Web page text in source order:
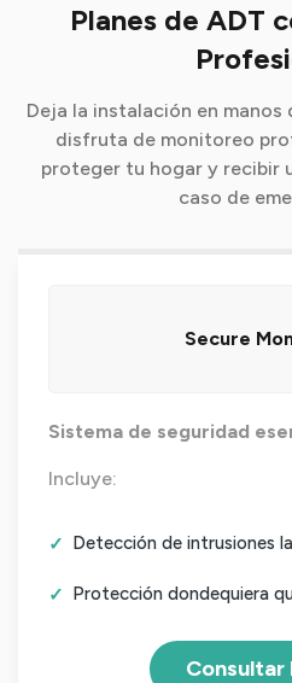
Planes de ADT
Deja la instalación en
disfruta de monitoreo
proteger tu hogar y recibir
caso de
Secure
Sistema de seguridad
Incluye:
Detección de intrusiones
Protección dondequiera
Consultar